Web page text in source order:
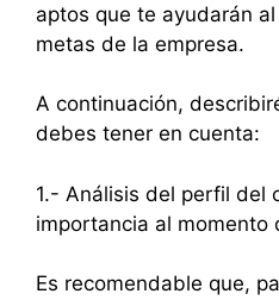
aptos que te ayudarán
metas de la empresa.
A continuación,
debes tener en cuenta:
1.- Análisis del perfil del
importancia al momento
Es recomendable que,